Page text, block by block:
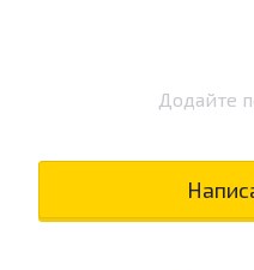
Додайте